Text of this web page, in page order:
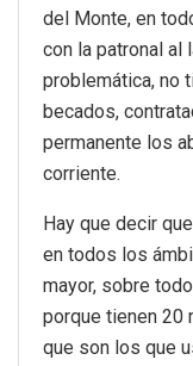
del Monte, en
con la patronal al
problemática, no
becados,
permanente los
corriente.
Hay que decir
en todos los
mayor, sobre
porque tienen 20
que son los que